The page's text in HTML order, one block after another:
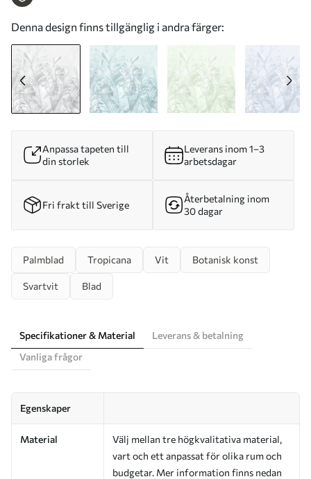
Denna design finns tillgänglig i andra färger:
Anpassa tapeten till
din storlek
Leverans inom 1–3
arbetsdagar
Fri frakt till Sverige
Återbetalning inom
30 dagar
Palmblad Tropicana Vit Botanisk konst
Svartvit Blad
Specifikationer & Material
Leverans & betalning
Vanliga frågor
Egenskaper
Material
Välj mellan tre högkvalitativa material,
vart och ett anpassat för olika rum och
budgetar. Mer information finns nedan